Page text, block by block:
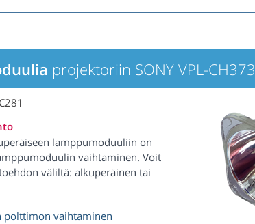
projektoriin SONY VPL-CH373
lamppumoduuliin on
vaihtaminen. Voit
väliltä: alkuperäinen tai
polttimon vaihtaminen